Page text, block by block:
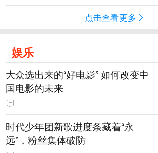
点击查看更多
娱乐
大众选出来的“好电影” 如何改变中
国电影的未来
时代少年团新歌进度条藏着“永
远”，粉丝集体破防